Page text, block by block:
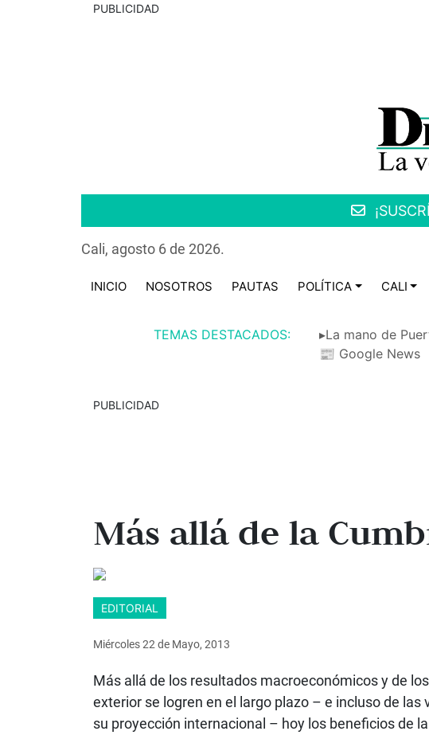
PUBLICIDAD
Cali, agosto 6 de 2026.
INICIO NOSOTROS PAUTAS POLÍTICA CALI
TEMAS DESTACADOS: ▸La mano de
📰 Google News
PUBLICIDAD
Más allá de la
EDITORIAL
Miércoles 22 de Mayo, 2013
Más allá de los resultados macroeconómicos y de
exterior se logren en el largo plazo – e incluso de
su proyección internacional – hoy los beneficios de